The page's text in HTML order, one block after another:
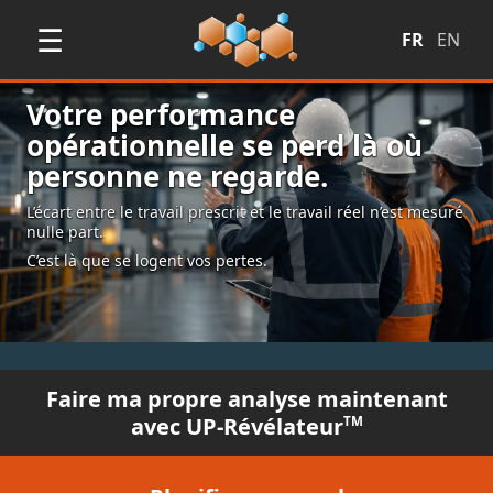
☰ FR EN
Votre performance
opérationnelle se perd là où
personne ne regarde.
L’écart entre le travail prescrit et le travail réel n’est mesuré
nulle part.
C’est là que se logent vos pertes.
Faire ma propre analyse maintenant
avec UP‑RévélateurTM